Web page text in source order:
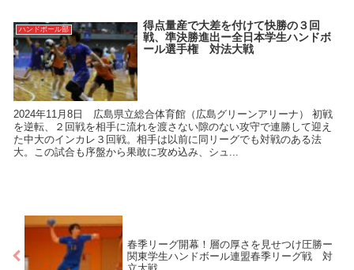
ハンドボール部
得点量産で大差を付けて快勝の３回
戦、準決勝進出ー全日本学生ハンドボ
ール選手権 対法大戦
2024年11月8日 広島県立総合体育館（広島グリーンアリーナ） 初戦
を逆転、２回戦を相手に流れを渡さない隙のない攻守で連勝して迎え
た中大のインカレ３回戦。相手は以前に同リーグでも対戦のある法
大。この試合も序盤から果敢に攻め込み、シュ...
春季リーグ開幕！層の厚さを見せつけ圧勝ー
関東学生ハンドボール連盟春季リーグ戦 対